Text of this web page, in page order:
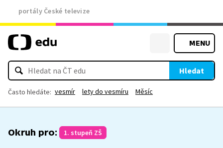
portály České televize
MENU
Hledat
Často hledáte: vesmír lety do vesmíru Měsíc
Okruh pro: 1. stupeň ZŠ